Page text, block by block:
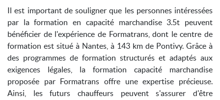
Il est important de souligner que les personnes intéressées
par la formation en capacité marchandise 3.5t peuvent
bénéficier de l'expérience de Formatrans, dont le centre de
formation est situé à Nantes, à 143 km de Pontivy. Grâce à
des programmes de formation structurés et adaptés aux
exigences légales, la formation capacité marchandise
proposée par Formatrans offre une expertise précieuse.
Ainsi, les futurs chauffeurs peuvent s'assurer d'être